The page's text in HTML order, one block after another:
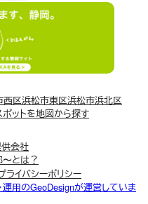
西区浜松市東区浜松市浜北区
ットを地図から探す
会社
とは？
ライバシーポリシー
運用のGeoDesignが運営していま